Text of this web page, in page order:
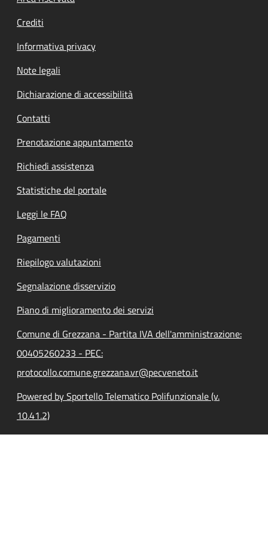
Crediti
Informativa privacy
Note legali
Dichiarazione di accessibilità
Contatti
Prenotazione appuntamento
Richiedi assistenza
Statistiche del portale
Leggi le FAQ
Pagamenti
Riepilogo valutazioni
Segnalazione disservizio
Piano di miglioramento dei servizi
Comune di Grezzana - Partita IVA dell'amministrazione:
00405260233 - PEC:
protocollo.comune.grezzana.vr@pecveneto.it
Powered by Sportello Telematico Polifunzionale (v.
10.41.2)